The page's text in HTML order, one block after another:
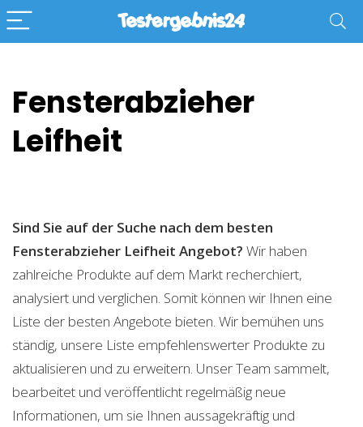
Fensterabzieher
Leifheit
Sind Sie auf der Suche nach dem besten
Fensterabzieher Leifheit Angebot? Wir haben
zahlreiche Produkte auf dem Markt recherchiert,
analysiert und verglichen. Somit können wir Ihnen eine
Liste der besten Angebote bieten. Wir bemühen uns
ständig, unsere Liste empfehlenswerter Produkte zu
aktualisieren und zu erweitern. Unser Team sammelt,
bearbeitet und veröffentlicht regelmäßig neue
Informationen, um sie Ihnen aussagekräftig und